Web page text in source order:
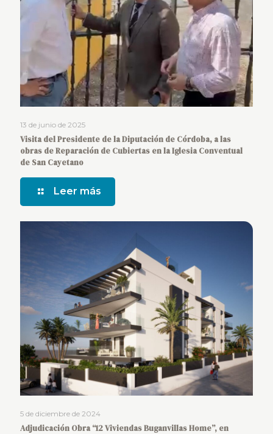
13 de junio de 2025
Visita del Presidente de la Diputación de Córdoba, a las
obras de Reparación de Cubiertas en la Iglesia Conventual
de San Cayetano
Leer más
5 de diciembre de 2024
Adjudicación Obra “12 Viviendas Buganvillas Home”, en